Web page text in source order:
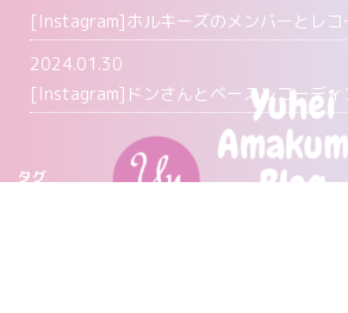
[Instagram]ホルキーズのメンバーとレコ
2024.01.30
[Instagram]ドンさんとベースレコーディ
タグ